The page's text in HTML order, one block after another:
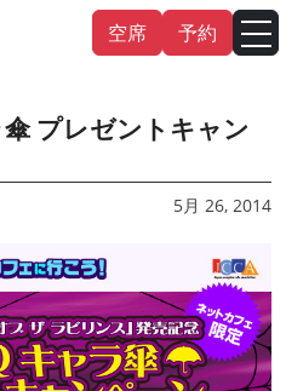
空席 予約
プレゼントキャン
5月 26, 2014
體 ） 中文（简 体 ）
本語